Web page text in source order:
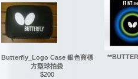
Butterfly_Logo Case 銀色商標
方型球拍袋
$200